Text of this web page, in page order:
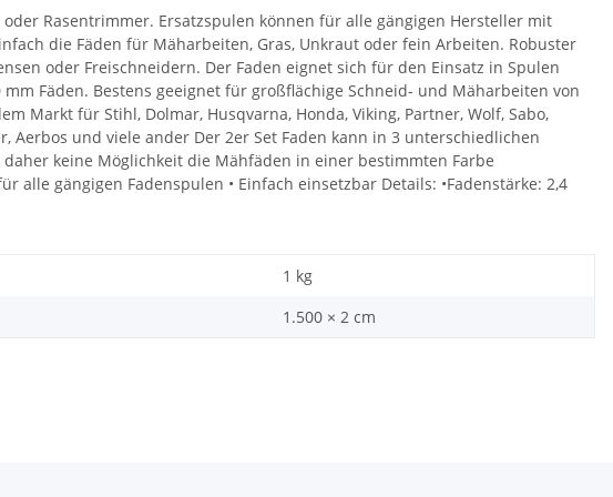
Rasentrimmer. Ersatzspulen können für alle gängigen Hersteller mit
die Fäden für Mäharbeiten, Gras, Unkraut oder fein Arbeiten. Robuster
oder Freischneidern. Der Faden eignet sich für den Einsatz in Spulen
Fäden. Bestens geeignet für großflächige Schneid- und Mäharbeiten von
Markt für Stihl, Dolmar, Husqvarna, Honda, Viking, Partner, Wolf, Sabo,
Aerbos und viele ander Der 2er Set Faden kann in 3 unterschiedlichen
keine Möglichkeit die Mähfäden in einer bestimmten Farbe
alle gängigen Fadenspulen • Einfach einsetzbar Details: •Fadenstärke: 2,4
1 kg
1.500 × 2 cm